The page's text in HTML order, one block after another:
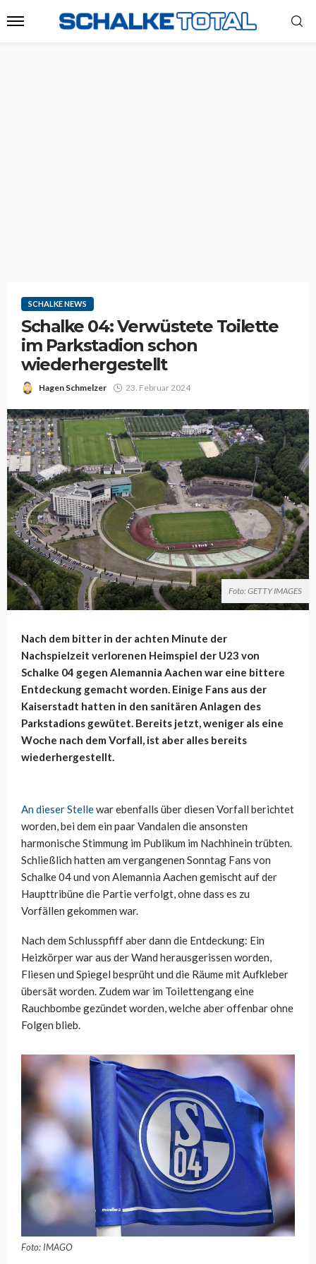
SCHALKE NEWS
Schalke 04: Verwüstete Toilette
im Parkstadion schon
wiederhergestellt
Hagen Schmelzer 23. Februar 2024
Foto: GETTY IMAGES
Nach dem bitter in der achten Minute der
Nachspielzeit verlorenen Heimspiel der U23 von
Schalke 04 gegen Alemannia Aachen war eine bittere
Entdeckung gemacht worden. Einige Fans aus der
Kaiserstadt hatten in den sanitären Anlagen des
Parkstadions gewütet. Bereits jetzt, weniger als eine
Woche nach dem Vorfall, ist aber alles bereits
wiederhergestellt.
An dieser Stellewar ebenfalls über diesen Vorfall berichtet
worden, bei dem ein paar Vandalen die ansonsten
harmonische Stimmung im Publikum im Nachhinein trübten.
Schließlich hatten am vergangenen Sonntag Fans von
Schalke 04 und von Alemannia Aachen gemischt auf der
Haupttribüne die Partie verfolgt, ohne dass es zu
Vorfällen gekommen war.
Nach dem Schlusspfiff aber dann die Entdeckung: Ein
Heizkörper war aus der Wand herausgerissen worden,
Fliesen und Spiegel besprüht und die Räume mit Aufkleber
übersät worden. Zudem war im Toilettengang eine
Rauchbombe gezündet worden, welche aber offenbar ohne
Folgen blieb.
Foto: IMAGO